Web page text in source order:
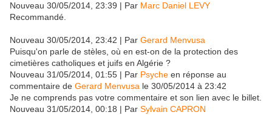
Nouveau 30/05/2014, 23:39 | Par Marc Daniel LEVY
Recommandé.
Nouveau 30/05/2014, 23:42 | Par Gerard Menvusa
Puisqu'on parle de stèles, où en est-on de la protection des
cimetières catholiques et juifs en Algérie ?
Nouveau 31/05/2014, 01:55 | Par Psyche en réponse au
commentaire de Gerard Menvusa le 30/05/2014 à 23:42
Je ne comprends pas votre commentaire et son lien avec le billet.
Nouveau 31/05/2014, 00:18 | Par Sylvain CAPRON